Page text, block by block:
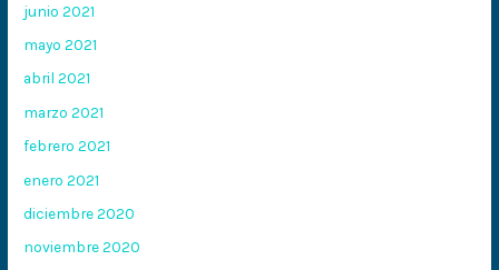
junio 2021
mayo 2021
abril 2021
marzo 2021
febrero 2021
enero 2021
diciembre 2020
noviembre 2020